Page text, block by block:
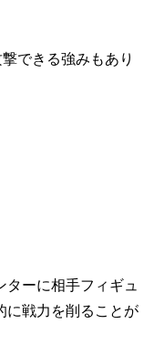
できる強みもあり
ターに相手フィギュ
に戦力を削ることが